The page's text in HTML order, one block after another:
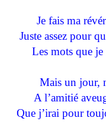
Je fais ma
Juste assez pour
Les mots que
Mais un jour,
A l’amitié
Que j’irai pour